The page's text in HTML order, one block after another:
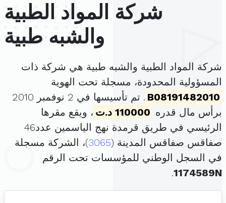
شركة المواد الطبية
والشبه طبية
شركة المواد الطبية والشبه طبية هي شركة ذات
المسؤولية المحدودة، مسجلة تحت الهوية
B08191482010
. تم تأسيسها في 2 نوفمبر 2010
برأس مال قدره 110000 د.ت
، ويقع مقرها
الرئيسي في طريق قرمدة نهج الياسمين عدد46
صفاقس صفاقس المدينة (3065)، الشركة مسجلة
في السجل الوطني للمؤسسات تحت الرقم
1174589N
.